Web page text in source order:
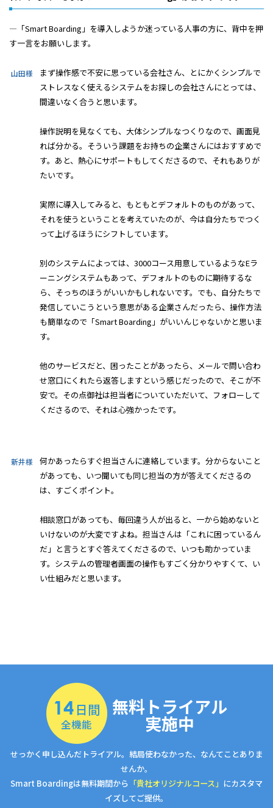
―「Smart Boarding」を導入しようか迷っている人事の方に、背中を押
す一言をお願いします。
山田様
まず操作感で不安に思っている会社さん、とにかくシンプルで
ストレスなく使えるシステムをお探しの会社さんにとっては、
間違いなく合うと思います。
操作説明を見なくても、大体シンプルなつくりなので、画面見
れば分かる。そういう課題をお持ちの企業さんにはおすすめで
す。あと、熱心にサポートもしてくださるので、それもありが
たいです。
実際に導入してみると、もともとデフォルトのものがあって、
それを使うということを考えていたのが、今は自分たちでつく
って上げるほうにシフトしています。
別のシステムによっては、3000コース用意しているようなEラ
ーニングシステムもあって、デフォルトのものに期待するな
ら、そっちのほうがいいかもしれないです。でも、自分たちで
発信していこうという意思がある企業さんだったら、操作方法
も簡単なので「Smart Boarding」がいいんじゃないかと思いま
す。
他のサービスだと、困ったことがあったら、メールで問い合わ
せ窓口にくれたら返答しますという感じだったので、そこが不
安で。その点御社は担当者についていただいて、フォローして
くださるので、それは心強かったです。
新井様
何かあったらすぐ担当さんに連絡しています。分からないこと
があっても、いつ聞いても同じ担当の方が答えてくださるの
は、すごくポイント。
相談窓口があっても、毎回違う人が出ると、一から始めないと
いけないのが大変ですよね。担当さんは「これに困っているん
だ」と言うとすぐ答えてくださるので、いつも助かっていま
す。システムの管理者画面の操作もすごく分かりやすくて、い
い仕組みだと思います。
14 日間
全機能
無料トライアル
実施中
せっかく申し込んだトライアル。結局使わなかった、なんてことありま
せんか。
Smart Boardingは無料期間から 「貴社オリジナルコース」 にカスタマ
イズしてご提供。